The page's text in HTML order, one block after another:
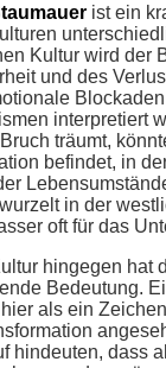
ist ein
Kultur wird der
und des
interpretiert
träumt,
befindet, in
in der
oft für das
hingegen hat
Bedeutung.
als ein
hindeuten, dass